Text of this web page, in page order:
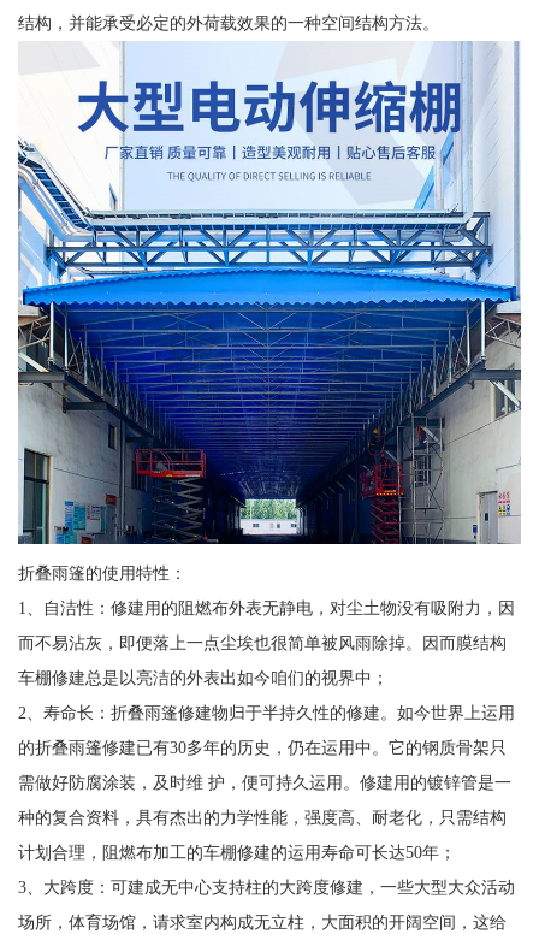
结构，并能承受必定的外荷载效果的一种空间结构方法。
折叠雨篷的使用特性：
1、自洁性：修建用的阻燃布外表无静电，对尘土物没有吸附力，因
而不易沾灰，即便落上一点尘埃也很简单被风雨除掉。因而膜结构
车棚修建总是以亮洁的外表出如今咱们的视界中；
2、寿命长：折叠雨篷修建物归于半持久性的修建。如今世界上运用
的折叠雨篷修建已有30多年的历史，仍在运用中。它的钢质骨架只
需做好防腐涂装，及时维 护，便可持久运用。修建用的镀锌管是一
种的复合资料，具有杰出的力学性能，强度高、耐老化，只需结构
计划合理，阻燃布加工的车棚修建的运用寿命可长达50年；
3、大跨度：可建成无中心支持柱的大跨度修建，一些大型大众活动
场所，体育场馆，请求室内构成无立柱，大面积的开阔空间，这给